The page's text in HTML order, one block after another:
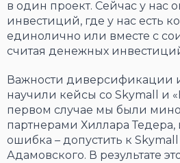
в один проект. Сейчас у нас
инвестиций, где у нас есть
единолично или вместе с
считая денежных
Важности диверсификации
научили кейсы со Skymall и
первом случае мы были
партнерами Хиллара Тедера,
ошибка – допустить к
Адамовского. В результате